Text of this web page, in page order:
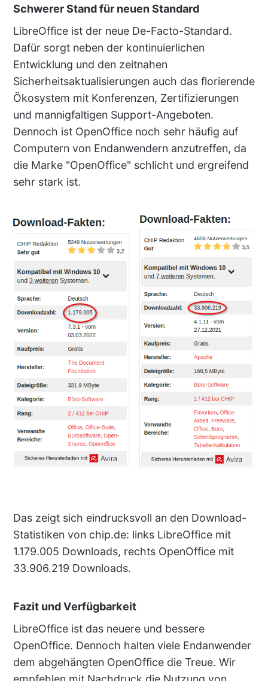
Schwerer Stand für neuen Standard
LibreOffice ist der neue De-Facto-Standard.
Dafür sorgt neben der kontinuierlichen
Entwicklung und den zeitnahen
Sicherheitsaktualisierungen auch das florierende
Ökosystem mit Konferenzen, Zertifizierungen
und mannigfaltigen Support-Angeboten.
Dennoch ist OpenOffice noch sehr häufig auf
Computern von Endanwendern anzutreffen, da
die Marke "OpenOffice" schlicht und ergreifend
sehr stark ist.
Das zeigt sich eindrucksvoll an den Download-
Statistiken von chip.de: links LibreOffice mit
1.179.005 Downloads, rechts OpenOffice mit
33.906.219 Downloads.
Fazit und Verfügbarkeit
LibreOffice ist das neuere und bessere
OpenOffice. Dennoch halten viele Endanwender
dem abgehängten OpenOffice die Treue. Wir